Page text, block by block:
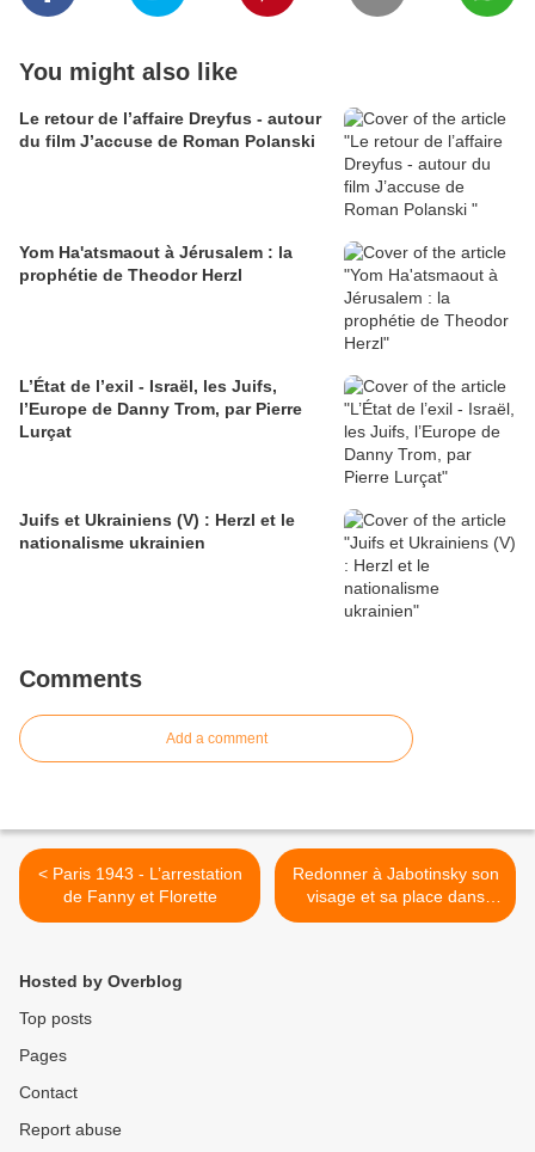
You might also like
Le retour de l’affaire Dreyfus - autour
du film J’accuse de Roman Polanski
Yom Ha'atsmaout à Jérusalem : la
prophétie de Theodor Herzl
L’État de l’exil - Israël, les Juifs,
l’Europe de Danny Trom, par Pierre
Lurçat
Juifs et Ukrainiens (V) : Herzl et le
nationalisme ukrainien
Comments
Add a comment
< Paris 1943 - L’arrestation
de Fanny et Florette
Redonner à Jabotinsky son
visage et sa place dans
l'histoire du sionisme, Pierre
Hosted by Overblog
Top posts
Pages
Contact
Report abuse